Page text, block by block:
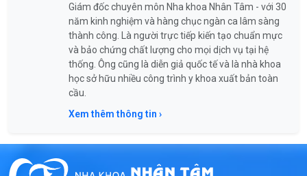
Giám đốc chuyên môn Nha khoa Nhân Tâm - với 30
năm kinh nghiệm và hàng chục ngàn ca lâm sàng
thành công. Là người trực tiếp kiến tạo chuẩn mực
và bảo chứng chất lượng cho mọi dịch vụ tại hệ
thống. Ông cũng là diễn giả quốc tế và là nhà khoa
học sở hữu nhiều công trình y khoa xuất bản toàn
cầu.
Xem thêm thông tin ›